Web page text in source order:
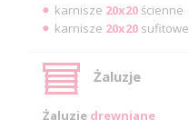
karnisze 20x20 ścienne
karnisze 20x20 sufitowe
Żaluzje
Żaluzje drewniane